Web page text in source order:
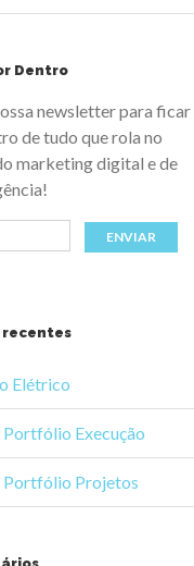
Dentro
newsletter para ficar
de tudo que rola no
marketing digital e de
recentes
Elétrico
Execução
Portfólio Projetos